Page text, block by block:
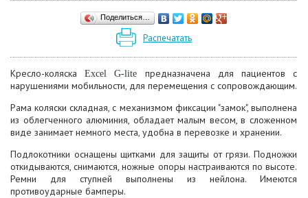
Поделиться…
Распечатать
Кресло-коляскаExcel G-lite предназначена для пациентов с
нарушениями мобильности, для перемещения с сопровождающим.
Рама коляски складная, с механизмом фиксации "замок", выполнена
из облегченного алюминия, обладает малым весом, в сложенном
виде занимает немного места, удобна в перевозке и хранении.
Подлокотники оснащены щитками для защиты от грязи. Подножки
откидываются, снимаются, ножные опоры настраиваются по высоте.
Ремни для ступней выполнены из нейлона. Имеются
противоударные бамперы.